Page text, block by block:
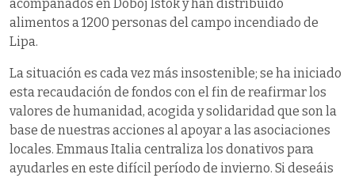
acompañados en Doboj Istok y han distribuido
alimentos a 1200 personas del campo incendiado de
Lipa.
La situación es cada vez más insostenible; se ha iniciado
esta recaudación de fondos con el fin de reafirmar los
valores de humanidad, acogida y solidaridad que son la
base de nuestras acciones al apoyar a las asociaciones
locales. Emmaus Italia centraliza los donativos para
ayudarles en este difícil período de invierno. Si deseáis